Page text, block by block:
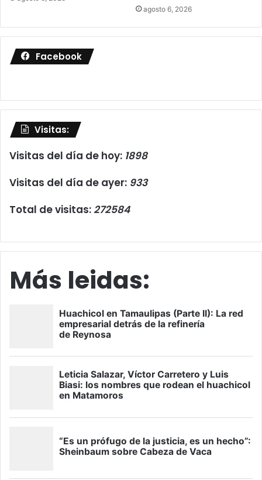
agosto 6, 2026
Facebook
Visitas:
Visitas del día de hoy: 1898
Visitas del día de ayer: 933
Total de visitas: 272584
Más leidas: